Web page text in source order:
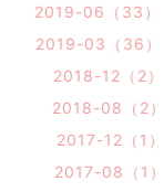
2019-06（33）
2019-03（36）
2018-12（2）
2018-08（2）
2017-12（1）
2017-08（1）